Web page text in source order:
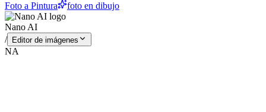
Foto a Pintura
foto en dibujo
Nano AI
/
Editor de imágenes
NA